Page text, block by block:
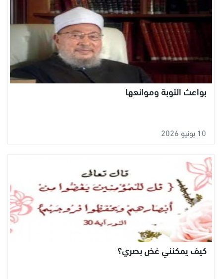
بواعث التوبة وموانعها
10 يونيو 2026
كيف يمكنني غض بصري؟